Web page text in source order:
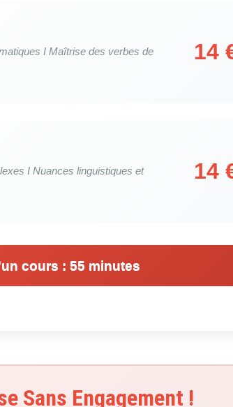
I Maîtrise des verbes de
14
I Nuances linguistiques et
14
cours : 55 minutes
Sans Engagement !